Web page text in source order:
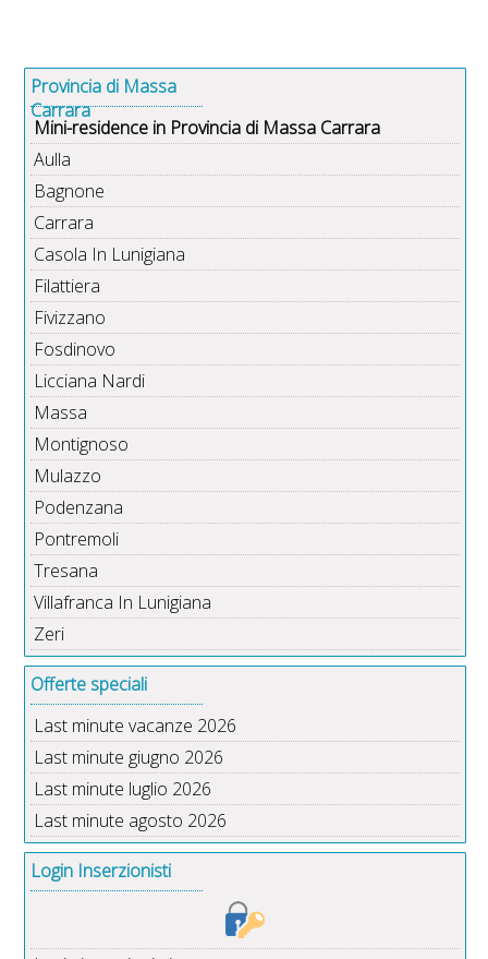
Provincia di Massa
Carrara
Mini-residence in Provincia di Massa Carrara
Aulla
Bagnone
Carrara
Casola In Lunigiana
Filattiera
Fivizzano
Fosdinovo
Licciana Nardi
Massa
Montignoso
Mulazzo
Podenzana
Pontremoli
Tresana
Villafranca In Lunigiana
Zeri
Offerte speciali
Last minute vacanze 2026
Last minute giugno 2026
Last minute luglio 2026
Last minute agosto 2026
Login Inserzionisti